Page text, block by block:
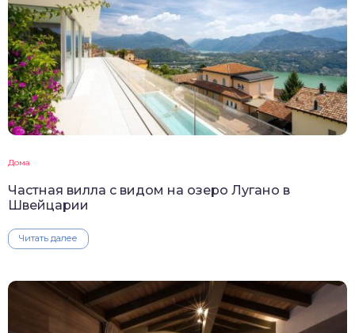
Дома
Частная вилла с видом на озеро Лугано в
Швейцарии
Читать далее